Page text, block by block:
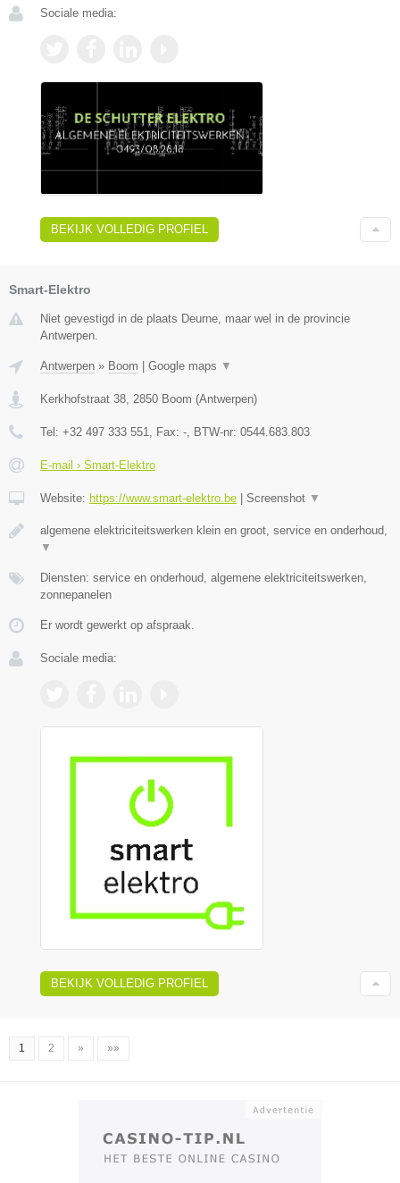
Sociale media:
BEKIJK VOLLEDIG PROFIEL
Smart-Elektro
Niet gevestigd in de plaats Deurne, maar wel in de provincie
Antwerpen.
Antwerpen » Boom Google maps ▼
Kerkhofstraat 38, 2850 Boom (Antwerpen)
Tel: +32 497 333 551, Fax: -, BTW-nr: 0544.683.803
E-mail › Smart-Elektro
Website: https://www.smart-elektro.be Screenshot ▼
algemene elektriciteitswerken klein en groot, service en onderhoud,
▼
Diensten: service en onderhoud, algemene elektriciteitswerken,
zonnepanelen
Er wordt gewerkt op afspraak.
Sociale media:
BEKIJK VOLLEDIG PROFIEL
1 2 » »»